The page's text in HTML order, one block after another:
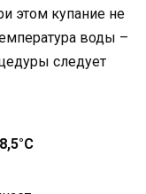
этом купание не
воды –
следует